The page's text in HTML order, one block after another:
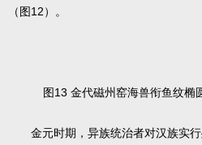
（图12）。
图13 金代磁州窑海兽衔鱼纹椭
金元时期，异族统治者对汉族实行